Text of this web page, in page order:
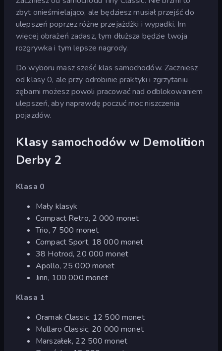
zbyt onieśmielająco, ale będziesz musiał przejść do
ulepszeń poprzez różne przejażdżki i wypadki. Im
więcej obrażeń zadasz, tym dłuższa będzie twoja
rozgrywka i tym lepsze nagrody.
Do wyboru masz sześć klas samochodów. Zaczniesz
od klasy 0, ale przy odrobinie praktyki i zgrzytaniu
zębami możesz powoli pracować nad odblokowaniem
ulepszeń, aby naprawdę poczuć moc niszczenia
pojazdów.
Klasy samochodów w Demolition
Derby 2
Klasa 0
Mały klasyk
Compact Retro, 2 000 monet
Trio, 7 500 monet
Compact Sport, 18 000 monet
38 Hotrod, 20 000 monet
Apollo, 25 000 monet
Jinn, 100 000 monet
Klasa 1
Oramak Classic, 12 500 monet
Mullaro Classic, 20 000 monet
Marszałek, 22 500 monet